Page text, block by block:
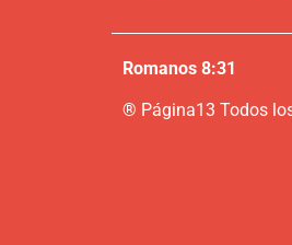
Romanos 8:31
® Página13 Todos